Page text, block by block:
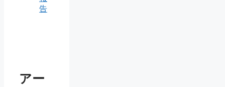
告
アー